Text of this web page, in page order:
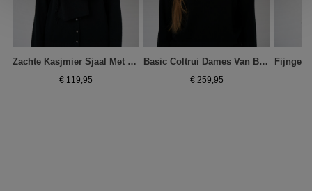
Zachte Kasjmier Sjaal Met Franjes - Biologisch & Elegant
€ 119,95
Basic Coltrui Dames Van Biologisch Kasjmier
€ 259,95